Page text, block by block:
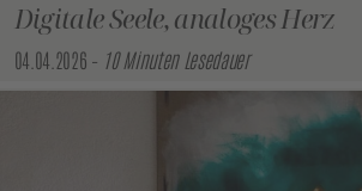
Digitale Seele, analoges Herz
04.04.2026 – 10 Minuten Lesedauer